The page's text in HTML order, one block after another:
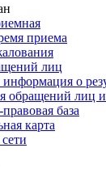
приема
лиц
о
обращений лиц
база
карта